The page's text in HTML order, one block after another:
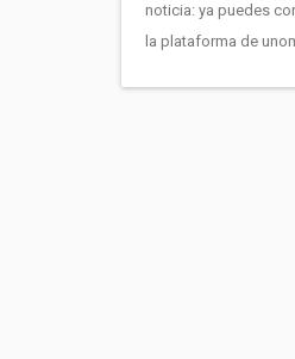
noticia: ya puedes
la plataforma de